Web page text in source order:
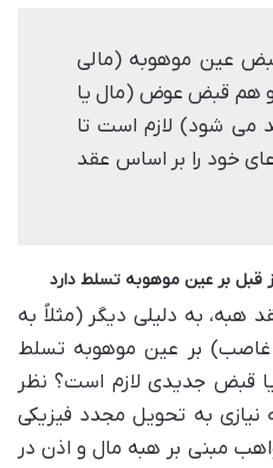
عین موهوبه (مالی
هم قبض عوض (مال یا
می شود) لازم است تا
خود را بر اساس عقد
به دلیلی دیگر (مثلاً به
غاصب) بر عین موهوبه تسلط
قبض جدیدی لازم است؟ نظر
به تحویل مجدد فیزیکی
مبنی بر هبه مال و اذن در